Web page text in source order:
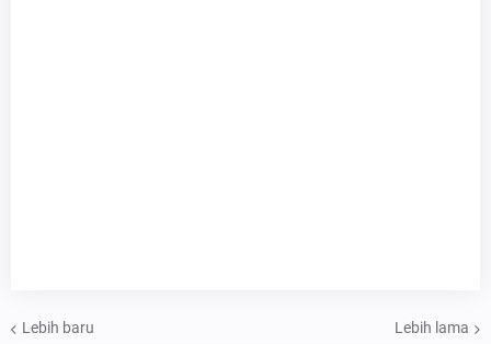
Lebih baru Lebih lama